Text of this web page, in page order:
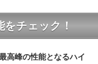
をチェック！
高峰の性能となるハイ